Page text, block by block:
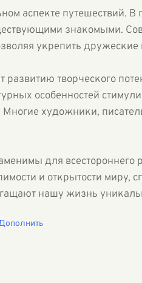
аспекте путешествий.
знакомыми.
укрепить
развитию творческого
особенностей
Многие художники,
для
и открытости миру,
нашу жизнь